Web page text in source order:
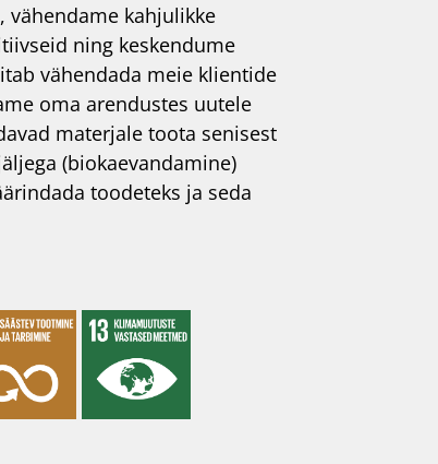
vähendame kahjulikke
ning keskendume
vähendada meie klientide
oma arendustes uutele
materjale toota senisest
(biokaevandamine)
toodeteks ja seda